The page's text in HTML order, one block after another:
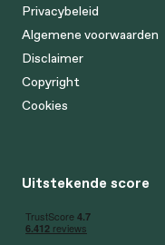
Privacybeleid
Algemene voorwaarden
Disclaimer
Copyright
Cookies
Uitstekende score